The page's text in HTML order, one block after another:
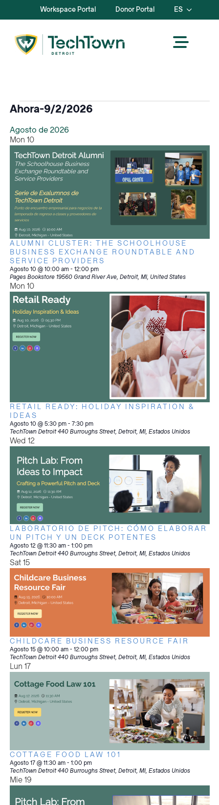
Workspace Portal Donor Portal ES
Eventos
Ahora-9/2/2026
la
fecha.
Agosto de 2026
Mon 10
ALUMNI CLUSTER: THE SCHOOLHOUSE
BUSINESS EXCHANGE ROUNDTABLE AND
SERVICE PROVIDERS
Agosto 10 @ 10:00 am- 12:00 pm
Pages Bookstore19560 Grand River Ave, Detroit, MI, United States
Mon 10
RETAIL READY: HOLIDAY INSPIRATION &
IDEAS
Agosto 10 @ 5:30 pm- 7:30 pm
TechTown Detroit 440 Burroughs Street, Detroit, MI, Estados Unidos
Wed 12
LABORATORIO DE PITCH: CÓMO ELABORAR
UN PITCH Y UN DECK POTENTES
Agosto 12 @ 11:30 am- 1:00 pm
TechTown Detroit 440 Burroughs Street, Detroit, MI, Estados Unidos
Sat15
CHILDCARE BUSINESS RESOURCE FAIR
Agosto 15 @ 10:00 am- 12:00 pm
TechTown Detroit 440 Burroughs Street, Detroit, MI, Estados Unidos
Lun 17
COTTAGE FOOD LAW 101
Agosto 17 @ 11:30 am- 1:00 pm
TechTown Detroit 440 Burroughs Street, Detroit, MI, Estados Unidos
Mie 19